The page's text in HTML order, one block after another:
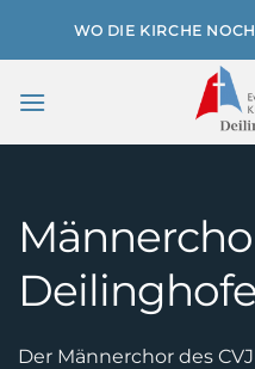
WO DIE KIRCHE
Der Männerchor des